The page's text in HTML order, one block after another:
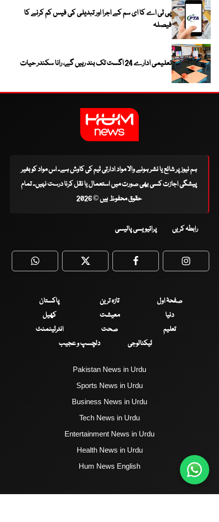
پی ٹی اے کا ای سم کے اجرا اور تبدیلی کی فیس کم کرنے کا
فیصلہ
تعلیمی ادارے 24 اگست تک بند رہیں گے، رانا سکندر حیات
ہم نیوز پر شائع یا نشر ہونے والا مواد ادارتی ٹیم کی کاوش ہے۔ اس مواد کو بغیر
پیشگی اجازت کسی بھی صورت میں استعمال یا نقل کرنا درست نہیں۔ تمام
حقوق محفوظ ہیں © 2026
رابطہ کریں پرائیویسی پالیسی
WhatsApp Twitter Facebook
صفحۂ اول تازہ ترین
پاکستان
دنیا
معیشت
کھیل
تعلیم
صحت
انٹرٹینمنٹ
ٹیکنالوجی
دلچسپ و عجیب
Pakistan News in Urdu
Sports News in Urdu
Business News in Urdu
Tech News in Urdu
Entertainment News in Urdu
Health News in Urdu
Hum News English